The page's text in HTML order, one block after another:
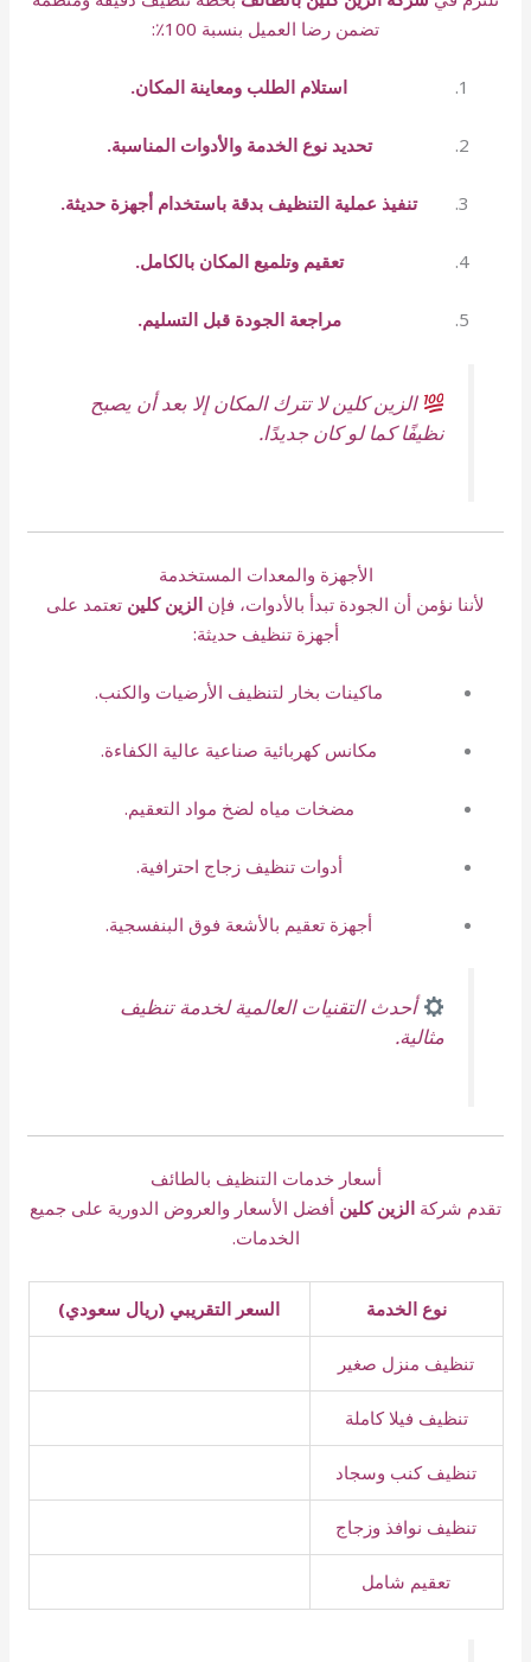
تضمن رضا العميل بنسبة 100٪:
استلام الطلب ومعاينة المكان.
تحديد نوع الخدمة والأدوات المناسبة.
تنفيذ عملية التنظيف بدقة باستخدام أجهزة حديثة.
تعقيم وتلميع المكان بالكامل.
مراجعة الجودة قبل التسليم.
الزين كلين لا تترك المكان إلا بعد أن يصبح
نظيفًا كما لو كان جديدًا.
الأجهزة والمعدات المستخدمة
لأننا نؤمن أن الجودة تبدأ بالأدوات، فإن الزين كلين تعتمد على
أجهزة تنظيف حديثة:
ماكينات بخار لتنظيف الأرضيات والكنب.
مكانس كهربائية صناعية عالية الكفاءة.
مضخات مياه لضخ مواد التعقيم.
أدوات تنظيف زجاج احترافية.
أجهزة تعقيم بالأشعة فوق البنفسجية.
أحدث التقنيات العالمية لخدمة تنظيف
مثالية.
أسعار خدمات التنظيف بالطائف
تقدم شركة الزين كلين أفضل الأسعار والعروض الدورية على جميع
الخدمات.
نوع الخدمة السعر التقريبي (ريال سعودي)
تنظيف منزل صغير
تنظيف فيلا كاملة
تنظيف كنب وسجاد
تنظيف نوافذ وزجاج
تعقيم شامل